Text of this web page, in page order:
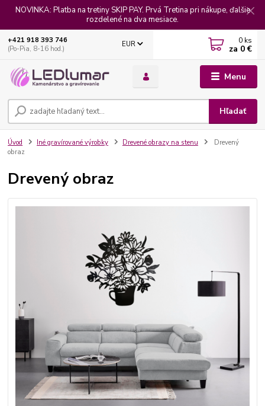
NOVINKA: Platba na tretiny SKIP PAY. Prvá Tretina pri nákupe, ďalšie
rozdelené na dva mesiace.
Menu
EUR
Hľadať
+421 918 393 746
(Po-Pia, 8-16 hod.)
0 ks
za 0 €
Úvod Iné gravírované výrobky Drevené obrazy na stenu
Drevený
obraz
Drevený obraz